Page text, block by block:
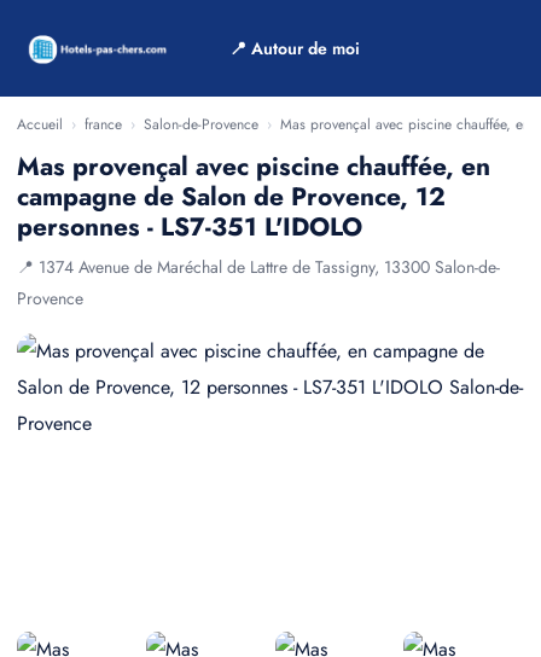
📍 Autour de moi
Accueil › france › Salon-de-Provence › Mas provençal avec piscine chauffée, en
Mas provençal avec piscine chauffée, en
campagne de Salon de Provence, 12
personnes - LS7-351 L'IDOLO
📍 1374 Avenue de Maréchal de Lattre de Tassigny, 13300 Salon-de-
Provence